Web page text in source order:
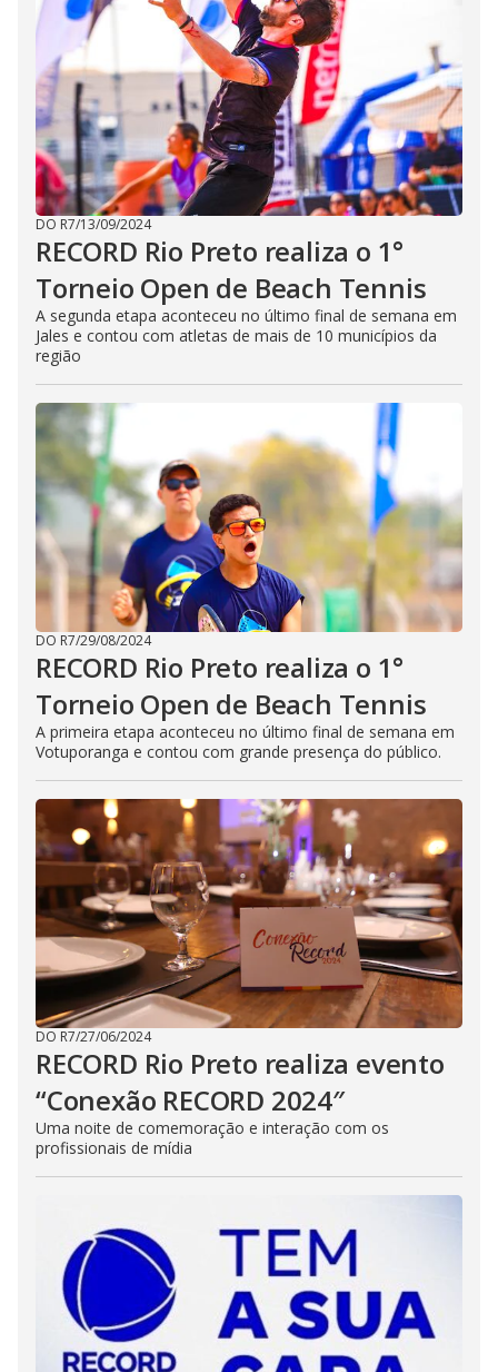
DO R7/13/09/2024
RECORD Rio Preto realiza o 1°
Torneio Open de Beach Tennis
A segunda etapa aconteceu no último final de semana em
Jales e contou com atletas de mais de 10 municípios da
região
DO R7/29/08/2024
RECORD Rio Preto realiza o 1°
Torneio Open de Beach Tennis
A primeira etapa aconteceu no último final de semana em
Votuporanga e contou com grande presença do público.
DO R7/27/06/2024
RECORD Rio Preto realiza evento
“Conexão RECORD 2024″
Uma noite de comemoração e interação com os
profissionais de mídia